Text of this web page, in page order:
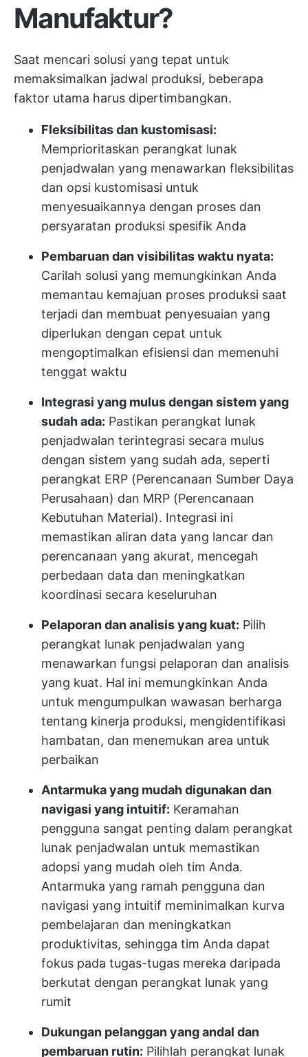
Manufaktur?
Saat mencari solusi yang tepat untuk
memaksimalkan jadwal produksi, beberapa
faktor utama harus dipertimbangkan.
Fleksibilitas dan kustomisasi:
Memprioritaskan perangkat lunak
penjadwalan yang menawarkan fleksibilitas
dan opsi kustomisasi untuk
menyesuaikannya dengan proses dan
persyaratan produksi spesifik Anda
Pembaruan dan visibilitas waktu nyata:
Carilah solusi yang memungkinkan Anda
memantau kemajuan proses produksi saat
terjadi dan membuat penyesuaian yang
diperlukan dengan cepat untuk
mengoptimalkan efisiensi dan memenuhi
tenggat waktu
Integrasi yang mulus dengan sistem yang
sudah ada: Pastikan perangkat lunak
penjadwalan terintegrasi secara mulus
dengan sistem yang sudah ada, seperti
perangkat ERP (Perencanaan Sumber Daya
Perusahaan) dan MRP (Perencanaan
Kebutuhan Material). Integrasi ini
memastikan aliran data yang lancar dan
perencanaan yang akurat, mencegah
perbedaan data dan meningkatkan
koordinasi secara keseluruhan
Pelaporan dan analisis yang kuat: Pilih
perangkat lunak penjadwalan yang
menawarkan fungsi pelaporan dan analisis
yang kuat. Hal ini memungkinkan Anda
untuk mengumpulkan wawasan berharga
tentang kinerja produksi, mengidentifikasi
hambatan, dan menemukan area untuk
perbaikan
Antarmuka yang mudah digunakan dan
navigasi yang intuitif: Keramahan
pengguna sangat penting dalam perangkat
lunak penjadwalan untuk memastikan
adopsi yang mudah oleh tim Anda.
Antarmuka yang ramah pengguna dan
navigasi yang intuitif meminimalkan kurva
pembelajaran dan meningkatkan
produktivitas, sehingga tim Anda dapat
fokus pada tugas-tugas mereka daripada
berkutat dengan perangkat lunak yang
rumit
Dukungan pelanggan yang andal dan
pembaruan rutin: Pilihlah perangkat lunak